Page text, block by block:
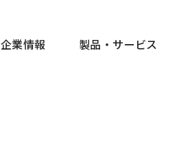
企業情報 製品・サービス